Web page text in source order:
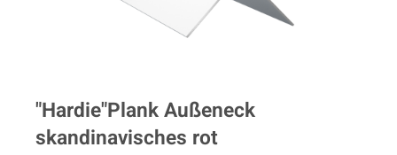
"Hardie"Plank Außeneck
skandinavisches rot